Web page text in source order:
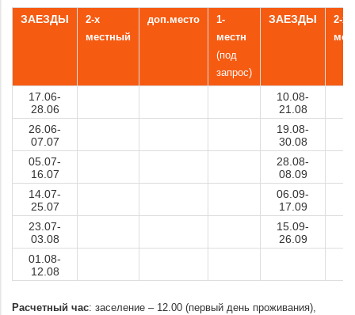
ЗАЕЗДЫ
2-х
местный
доп.место
1-
местн
(под
запрос)
ЗАЕЗДЫ
2-х
17.06-
28.06
10.08-
21.08
26.06-
07.07
19.08-
30.08
05.07-
16.07
28.08-
08.09
14.07-
25.07
06.09-
17.09
23.07-
03.08
15.09-
26.09
01.08-
12.08
Расчетный час: заселение – 12.00 (первый день проживания),